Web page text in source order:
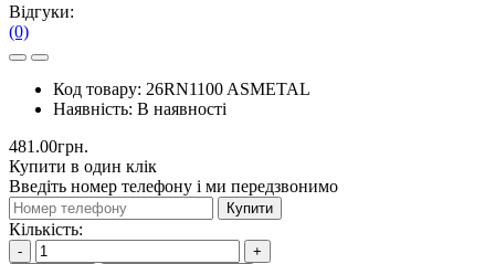
Відгуки:
(0)
Код товару: 26RN1100 ASMETAL
Наявність: В наявності
481.00грн.
Купити в один клік
Введіть номер телефону і ми передзвонимо
Купити
Кількість:
-
+